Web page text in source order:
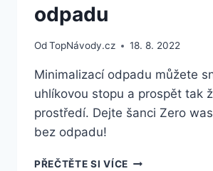
odpadu
OdTopNávody.cz 18. 8. 2022
Minimalizací odpadu můžete
uhlíkovou stopu a prospět tak
prostředí. Dejte šanci Zero
bez odpadu!
PŘEČTĚTE SI VÍCEZERO